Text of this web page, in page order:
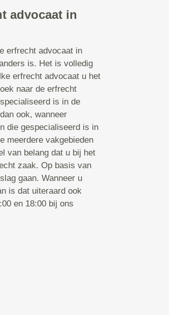
advocaat in
erfrecht advocaat in
is. Het is volledig
erfrecht advocaat u het
naar de erfrecht
is in de
ook, wanneer
die gespecialiseerd is in
meerdere vakgebieden
van belang dat u bij het
zaak. Op basis van
gaan. Wanneer u
is dat uiteraard ook
en 18:00 bij ons